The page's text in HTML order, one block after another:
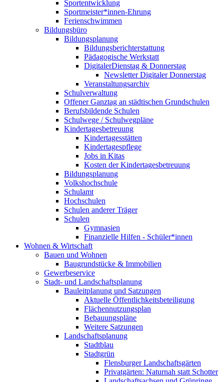
Sportentwicklung
Sportmeister*innen-Ehrung
Ferienschwimmen
Bildungsbüro
Bildungsplanung
Bildungsberichterstattung
Pädagogische Werkstatt
DigitalerDienstag & Donnerstag
Newsletter Digitaler Donnerstag
Veranstaltungsarchiv
Schulverwaltung
Offener Ganztag an städtischen Grundschulen
Berufsbildende Schulen
Schulwege / Schulwegpläne
Kindertagesbetreuung
Kindertagesstätten
Kindertagespflege
Jobs in Kitas
Kosten der Kindertagesbetreuung
Bildungsplanung
Volkshochschule
Schulamt
Hochschulen
Schulen anderer Träger
Schulen
Gymnasien
Finanzielle Hilfen - Schüler*innen
Wohnen & Wirtschaft
Bauen und Wohnen
Baugrundstücke & Immobilien
Gewerbeservice
Stadt- und Landschaftsplanung
Bauleitplanung und Satzungen
Aktuelle Öffentlichkeitsbeteiligung
Flächennutzungsplan
Bebauungspläne
Weitere Satzungen
Landschaftsplanung
Stadtblau
Stadtgrün
Flensburger Landschaftsgärten
Privatgärten: Naturnah statt Schotter